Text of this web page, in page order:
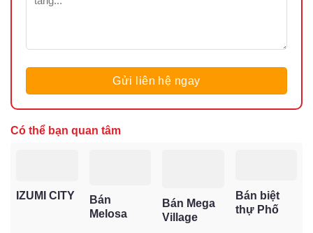
Có thể bạn quan tâm
IZUMI CITY
Bán
Melosa
Bán Mega
Village
Bán biệt
thự Phố